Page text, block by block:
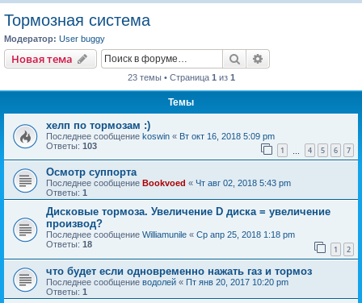
Тормозная система
Модератор: User buggy
Новая тема Поиск
23 темы • Страница 1 из 1
Темы
хелп по тормозам :)
Последнее сообщение koswin « Вт окт 16, 2018 5:09 pm
Ответы: 103 1 4 5 6 7
Осмотр суппорта
Последнее сообщение Bookvoed « Чт авг 02, 2018 5:43 pm
Ответы: 1
Дисковые тормоза. Увеличение D диска = увеличение
производ?
Последнее сообщение Williamunile « Ср апр 25, 2018 1:18 pm
Ответы: 18 1 2
что будет если одновременно нажать газ и тормоз
Последнее сообщение водолей « Пт янв 20, 2017 10:20 pm
Ответы: 1